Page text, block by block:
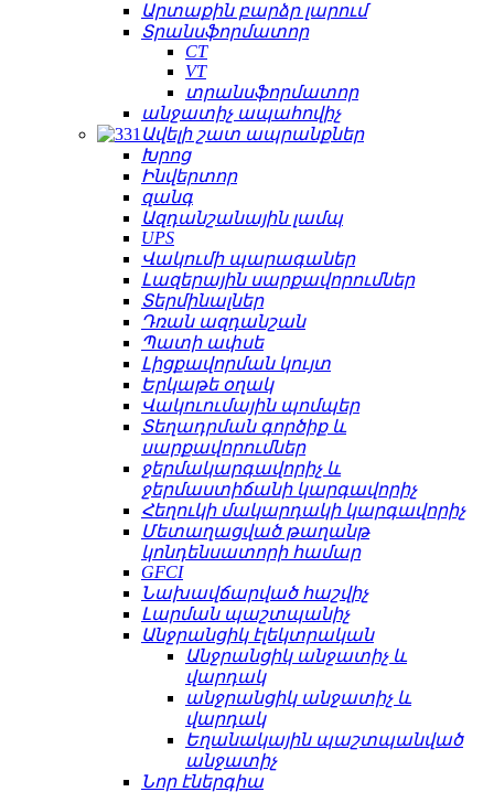
Արտաքին բարձր լարում
Տրանսֆորմատոր
CT
VT
տրանսֆորմատոր
անջատիչ ապահովիչ
Ավելի շատ ապրանքներ
Խրոց
Ինվերտոր
զանգ
Ազդանշանային լամպ
UPS
Վակումի պարագաներ
Լազերային սարքավորումներ
Տերմինալներ
Դռան ազդանշան
Պատի ափսե
Լիցքավորման կույտ
Երկաթե օղակ
Վակուումային պոմպեր
Տեղադրման գործիք և
սարքավորումներ
ջերմակարգավորիչ և
ջերմաստիճանի կարգավորիչ
Հեղուկի մակարդակի կարգավորիչ
Մետաղացված թաղանթ
կոնդենսատորի համար
GFCI
Նախավճարված հաշվիչ
Լարման պաշտպանիչ
Անջրանցիկ էլեկտրական
Անջրանցիկ անջատիչ և
վարդակ
անջրանցիկ անջատիչ և
վարդակ
Եղանակային պաշտպանված
անջատիչ
Նոր էներգիա